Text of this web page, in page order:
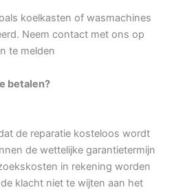
koelkasten of wasmachines
Neem contact met ons op
te melden
betalen?
de reparatie kosteloos wordt
de wettelijke garantietermijn
in rekening worden
klacht niet te wijten aan het